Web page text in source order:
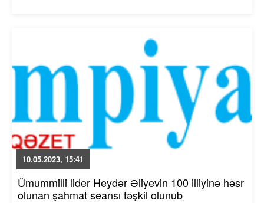
10.05.2023, 15:41
Ümummilli lider Heydər Əliyevin 100 illiyinə həsr
olunan şahmat seansı təşkil olunub